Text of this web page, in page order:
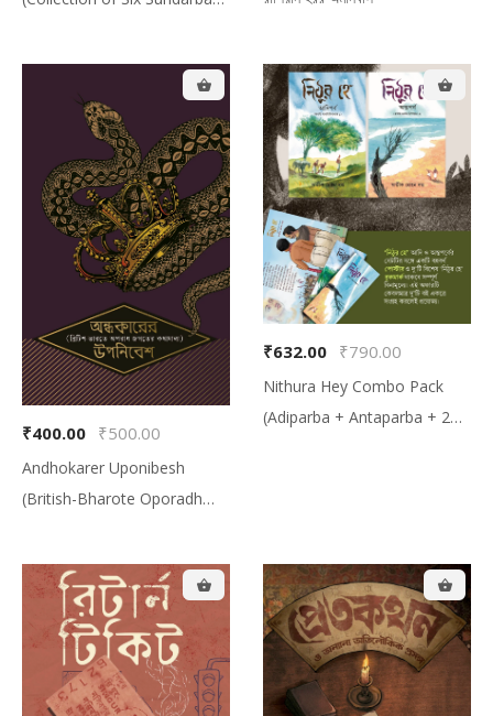
অলৌকিক (সুন্দরবনের আদিম লোককথা-
₹400.00 ₹500.00
Andhokarer Uponibesh
(British-Bharote Oporadh
উপনিবেশ (ব্রিটিশ-ভারতে অপরাধ জগতের
কথামালা)
₹632.00 ₹790.00
Nithura Hey Combo Pack
(Adiparba + Antaparba + 2